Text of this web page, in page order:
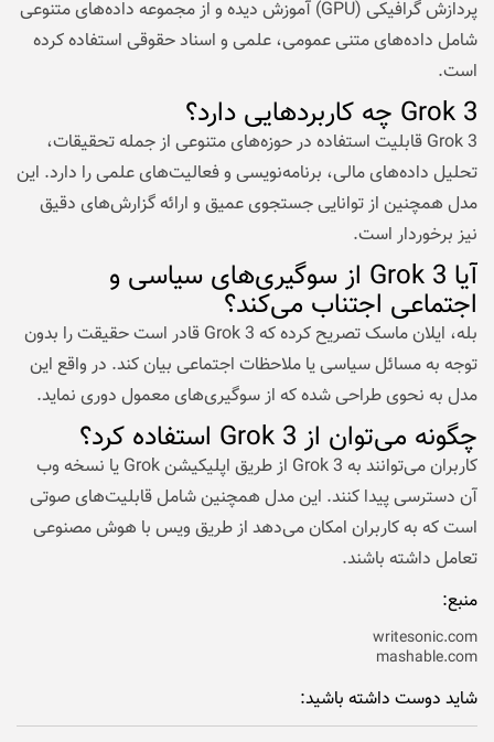
پردازش گرافیکی (GPU) آموزش دیده و از مجموعه‌ داده‌های متنوعی
شامل داده‌های متنی عمومی، علمی و اسناد حقوقی استفاده کرده
است.
Grok 3 چه کاربردهایی دارد؟
Grok 3 قابلیت استفاده در حوزه‌های متنوعی از جمله تحقیقات،
تحلیل داده‌های مالی، برنامه‌نویسی و فعالیت‌های علمی را دارد. این
مدل همچنین از توانایی جستجوی عمیق و ارائه گزارش‌های دقیق
نیز برخوردار است.
آیا Grok 3 از سوگیری‌های سیاسی و
اجتماعی اجتناب می‌کند؟
بله، ایلان ماسک تصریح کرده که Grok 3 قادر است حقیقت را بدون
توجه به مسائل سیاسی یا ملاحظات اجتماعی بیان کند. در واقع این
مدل به نحوی طراحی شده که از سوگیری‌های معمول دوری ‌نماید.
چگونه می‌توان از Grok 3 استفاده کرد؟
کاربران می‌توانند به Grok 3 از طریق اپلیکیشن Grok یا نسخه وب
آن دسترسی پیدا کنند. این مدل همچنین شامل قابلیت‌های صوتی
است که به کاربران امکان می‌دهد از طریق ویس با هوش مصنوعی
تعامل داشته باشند.
منبع:
writesonic.com
mashable.com
شاید دوست داشته باشید: